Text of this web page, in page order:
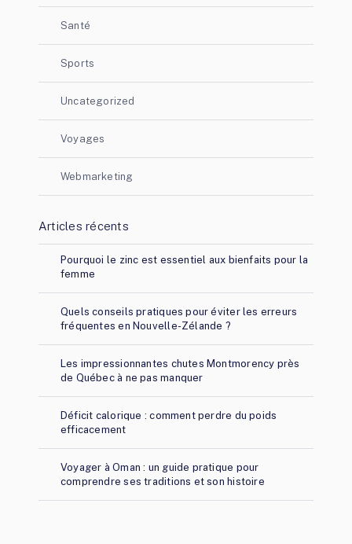
Santé
Sports
Uncategorized
Voyages
Webmarketing
Articles récents
Pourquoi le zinc est essentiel aux bienfaits pour la
femme
Quels conseils pratiques pour éviter les erreurs
fréquentes en Nouvelle-Zélande ?
Les impressionnantes chutes Montmorency près
de Québec à ne pas manquer
Déficit calorique : comment perdre du poids
efficacement
Voyager à Oman : un guide pratique pour
comprendre ses traditions et son histoire